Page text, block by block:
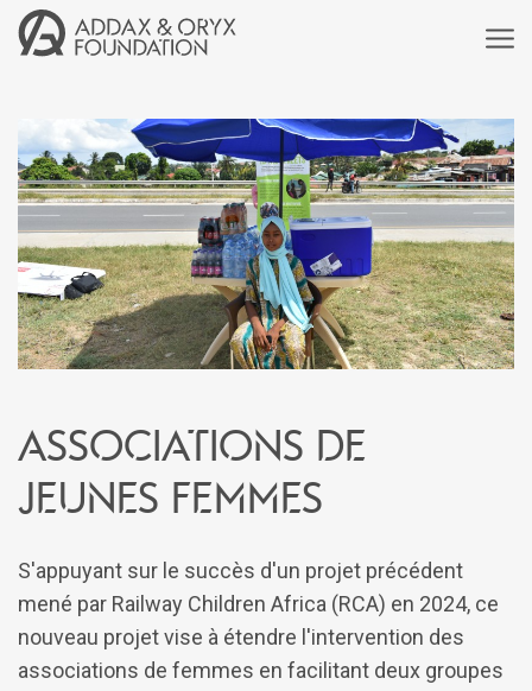
Associations de
jeunes femmes
S'appuyant sur le succès d'un projet précédent
mené par Railway Children Africa (RCA) en 2024, ce
nouveau projet vise à étendre l'intervention des
associations de femmes en facilitant deux groupes